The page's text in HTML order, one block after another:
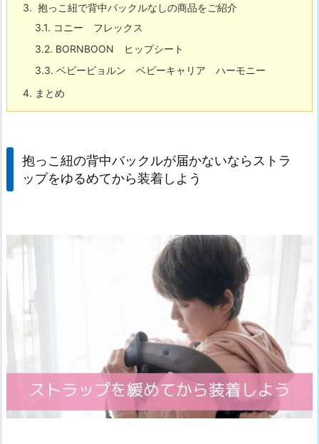
3. 抱っこ紐で背中バックルなしの商品をご紹介
3.1. コニー フレックス
3.2. BORNBOON ヒップシート
3.3. ベビービョルン ベビーキャリア ハーモニー
4. まとめ
抱っこ紐の背中バックルが届かないならストラ
ップをゆるめてから装着しよう